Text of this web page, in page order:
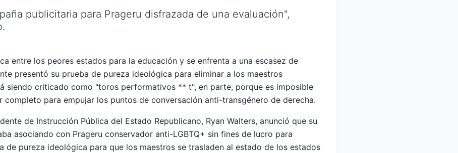
publicitaria para Prageru disfrazada de una evaluación",
entre los peores estados para la educación y se enfrenta a una escasez de
presentó su prueba de pureza ideológica para eliminar a los maestros
siendo criticado como "toros performativos ** t", en parte, porque es imposible
completo para empujar los puntos de conversación anti-transgénero de derecha.
de Instrucción Pública del Estado Republicano, Ryan Walters, anunció que su
asociando con Prageru conservador anti-LGBTQ+ sin fines de lucro para
de pureza ideológica para que los maestros se trasladen al estado de los estados